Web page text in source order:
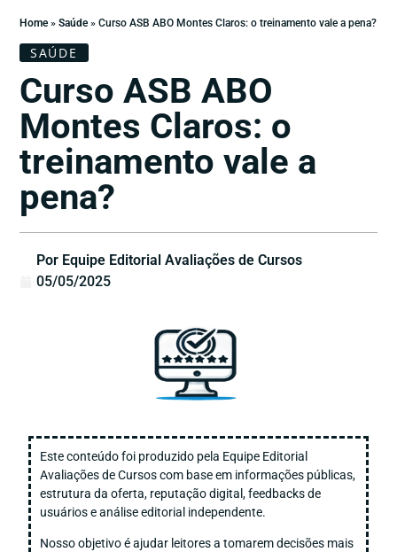
Home» Saúde» Curso ASB ABO Montes Claros: o treinamento vale a pena?
SAÚDE
Curso ASB ABO
Montes Claros: o
treinamento vale a
pena?
Por Equipe Editorial Avaliações de Cursos
05/05/2025
Este conteúdo foi produzido pela Equipe Editorial
Avaliações de Cursos com base em informações públicas,
estrutura da oferta, reputação digital, feedbacks de
usuários e análise editorial independente.
Nosso objetivo é ajudar leitores a tomarem decisões mais